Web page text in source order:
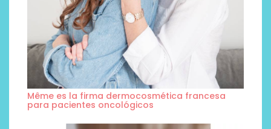
Même es la firma dermocosmética francesa
para pacientes oncológicos